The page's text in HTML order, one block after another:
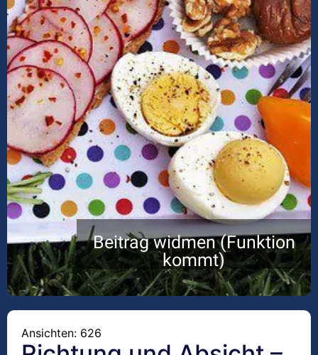
Beitrag widmen (Funktion
kommt)
Ansichten: 626